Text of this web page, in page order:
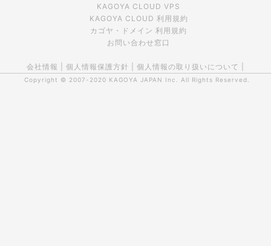
KAGOYA CLOUD VPS
KAGOYA CLOUD 利用規約
カゴヤ・ドメイン 利用規約
お問い合わせ窓口
会社情報 個人情報保護方針 個人情報の取り扱いについて
Copyright © 2007-2020 KAGOYA JAPAN Inc. All Rights Reserved.